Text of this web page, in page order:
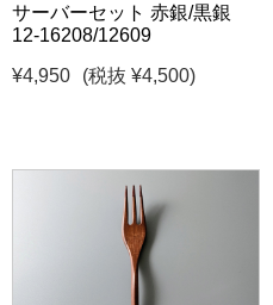
サーバーセット 赤銀/黒銀
12-16208/12609
¥4,950
(税抜 ¥4,500)